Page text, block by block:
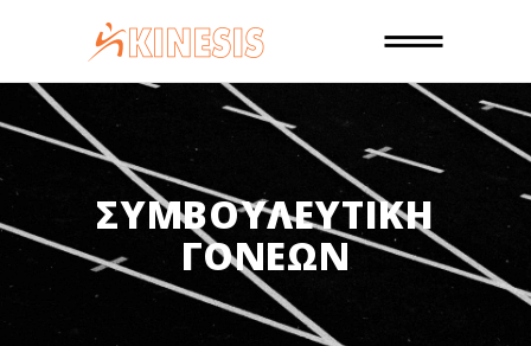
ΣΥΜΒΟΥΛΕΥΤΙΚΉ
ΓΟΝΈΩΝ